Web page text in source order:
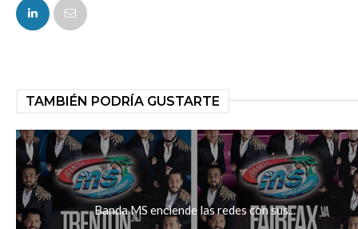
FACEBOOK
TAMBIÉN PODRÍA GUSTARTE
Banda MS enciende las redes con sus...